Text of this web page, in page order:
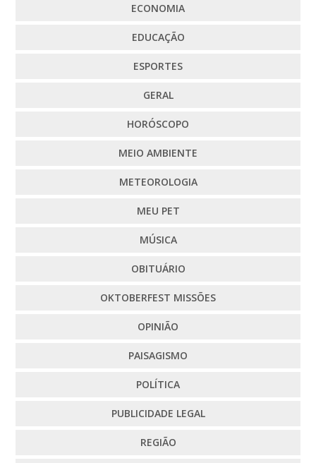
ECONOMIA
EDUCAÇÃO
ESPORTES
GERAL
HORÓSCOPO
MEIO AMBIENTE
METEOROLOGIA
MEU PET
MÚSICA
OBITUÁRIO
OKTOBERFEST MISSÕES
OPINIÃO
PAISAGISMO
POLÍTICA
PUBLICIDADE LEGAL
REGIÃO